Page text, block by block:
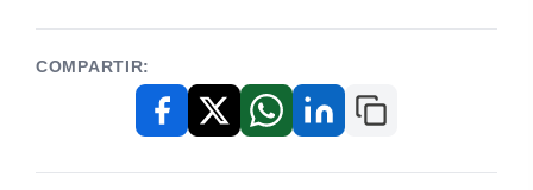
COMPARTIR:
FacebookX / TwitterWhatsAppLinkedInCopiar enlace